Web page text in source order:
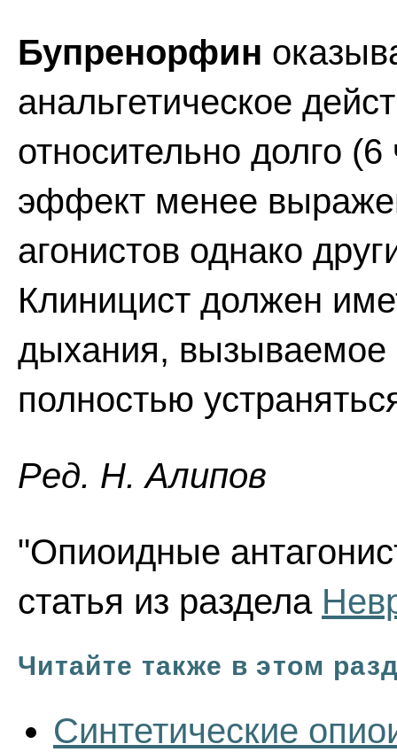
Бупренорфин
анальгетическое
относительно долго
эффект менее
агонистов однако
Клиницист должен
дыхания,
полностью
Ред. Н. Алипов
"Опиоидные
статья из раздела
Читайте также в этом
Синтетические